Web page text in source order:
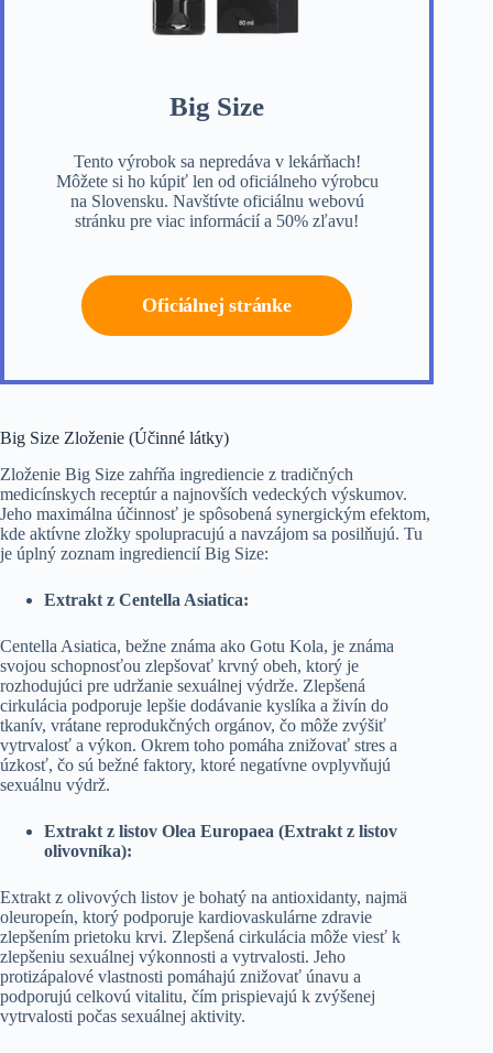
Big Size
Tento výrobok sa nepredáva v lekárňach!
Môžete si ho kúpiť len od oficiálneho výrobcu
na Slovensku. Navštívte oficiálnu webovú
stránku pre viac informácií a 50% zľavu!
Oficiálnej stránke
Big Size Zloženie (Účinné látky)
Zloženie Big Size zahŕňa ingrediencie z tradičných
medicínskych receptúr a najnovších vedeckých výskumov.
Jeho maximálna účinnosť je spôsobená synergickým efektom,
kde aktívne zložky spolupracujú a navzájom sa posilňujú. Tu
je úplný zoznam ingrediencií Big Size:
Extrakt z Centella Asiatica:
Centella Asiatica, bežne známa ako Gotu Kola, je známa
svojou schopnosťou zlepšovať krvný obeh, ktorý je
rozhodujúci pre udržanie sexuálnej výdrže. Zlepšená
cirkulácia podporuje lepšie dodávanie kyslíka a živín do
tkanív, vrátane reprodukčných orgánov, čo môže zvýšiť
vytrvalosť a výkon. Okrem toho pomáha znižovať stres a
úzkosť, čo sú bežné faktory, ktoré negatívne ovplyvňujú
sexuálnu výdrž.
Extrakt z listov Olea Europaea (Extrakt z listov
olivovníka):
Extrakt z olivových listov je bohatý na antioxidanty, najmä
oleuropeín, ktorý podporuje kardiovaskulárne zdravie
zlepšením prietoku krvi. Zlepšená cirkulácia môže viesť k
zlepšeniu sexuálnej výkonnosti a vytrvalosti. Jeho
protizápalové vlastnosti pomáhajú znižovať únavu a
podporujú celkovú vitalitu, čím prispievajú k zvýšenej
vytrvalosti počas sexuálnej aktivity.